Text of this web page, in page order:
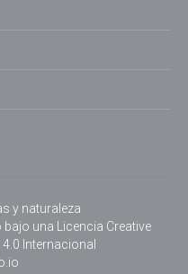
y naturaleza
bajo una Licencia Creative
Internacional